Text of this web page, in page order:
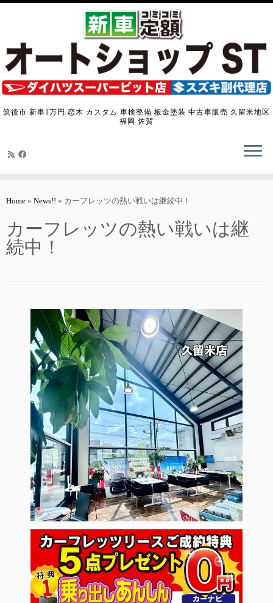
筑後市 新車1万円 恋木 カスタム 車検整備 板金塗装 中古車販売 久留米地区
福岡 佐賀
Home » News!! » カーフレッツの熱い戦いは継続中！
カーフレッツの熱い戦いは継
続中！